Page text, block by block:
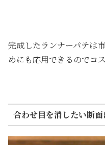
完成したランナーパテは
めにも応用できるのでコ
合わせ目を消したい断